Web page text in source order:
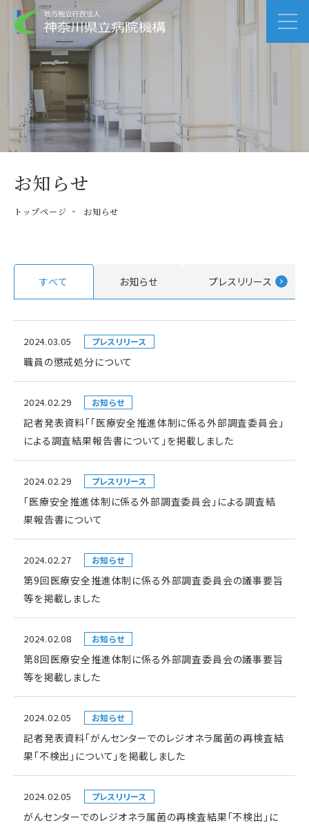
お知らせ
トップページ お知らせ
すべて お知らせ プレスリリース
2024.03.05 プレスリリース
職員の懲戒処分について
2024.02.29 お知らせ
記者発表資料「「医療安全推進体制に係る外部調査委員会」
による調査結果報告書について」を掲載しました
2024.02.29 プレスリリース
「医療安全推進体制に係る外部調査委員会」による調査結
果報告書について
2024.02.27 お知らせ
第9回医療安全推進体制に係る外部調査委員会の議事要旨
等を掲載しました
2024.02.08 お知らせ
第8回医療安全推進体制に係る外部調査委員会の議事要旨
等を掲載しました
2024.02.05 お知らせ
記者発表資料「がんセンターでのレジオネラ属菌の再検査結
果「不検出」について」を掲載しました
2024.02.05 プレスリリース
がんセンターでのレジオネラ属菌の再検査結果「不検出」に